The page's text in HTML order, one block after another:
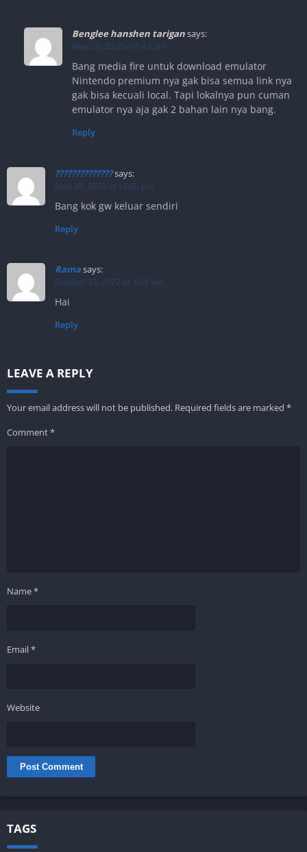
Benglee hanshen tarigansays:
May 23, 2020 at 6:43 pm
Bang media fire untuk download emulator
Nintendo premium nya gak bisa semua link nya
gak bisa kecuali local. Tapi lokalnya pun cuman
emulator nya aja gak 2 bahan lain nya bang.
Reply
??????????????says:
May 29, 2020 at 12:40 pm
Bang kok gw keluar sendiri
Reply
Ramasays:
October 23, 2022 at 4:39 am
Hai
Reply
LEAVE A REPLY
Your email address will not be published. Required fields are marked *
Comment*
Name*
Email*
Website
TAGS